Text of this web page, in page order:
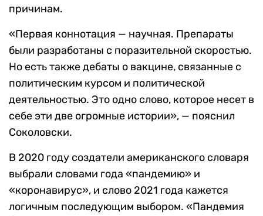
причинам.
«Первая коннотация — научная. Препараты
были разработаны с поразительной скоростью.
Но есть также дебаты о вакцине, связанные с
политическим курсом и политической
деятельностью. Это одно слово, которое несет в
себе эти две огромные истории», — пояснил
Соколовски.
В 2020 году создатели американского словаря
выбрали словами года «пандемию» и
«коронавирус», и слово 2021 года кажется
логичным последующим выбором. «Пандемия